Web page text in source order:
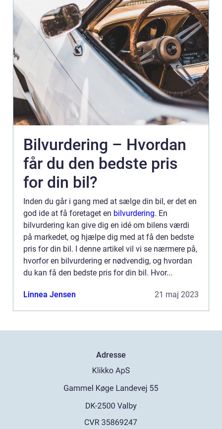
Bilvurdering – Hvordan
får du den bedste pris
for din bil?
Inden du går i gang med at sælge din bil, er det en
god ide at få foretaget en bilvurdering. En
bilvurdering kan give dig en idé om bilens værdi
på markedet, og hjælpe dig med at få den bedste
pris for din bil. I denne artikel vil vi se nærmere på,
hvorfor en bilvurdering er nødvendig, og hvordan
du kan få den bedste pris for din bil. Hvor...
Linnea Jensen 21 maj 2023
Adresse